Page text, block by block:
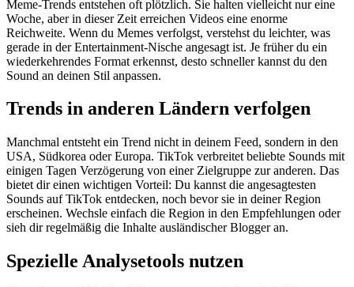
Meme-Trends entstehen oft plötzlich. Sie halten vielleicht nur eine
Woche, aber in dieser Zeit erreichen Videos eine enorme
Reichweite. Wenn du Memes verfolgst, verstehst du leichter, was
gerade in der Entertainment-Nische angesagt ist. Je früher du ein
wiederkehrendes Format erkennst, desto schneller kannst du den
Sound an deinen Stil anpassen.
Trends in anderen Ländern verfolgen
Manchmal entsteht ein Trend nicht in deinem Feed, sondern in den
USA, Südkorea oder Europa. TikTok verbreitet beliebte Sounds mit
einigen Tagen Verzögerung von einer Zielgruppe zur anderen. Das
bietet dir einen wichtigen Vorteil: Du kannst die angesagtesten
Sounds auf TikTok entdecken, noch bevor sie in deiner Region
erscheinen. Wechsle einfach die Region in den Empfehlungen oder
sieh dir regelmäßig die Inhalte ausländischer Blogger an.
Spezielle Analysetools nutzen